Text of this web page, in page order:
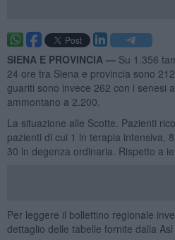
SIENA E PROVINCIA — Su 1.356
24 ore tra Siena e provincia sono
guariti sono invece 262 con i senesi
ammontano a 2.200.
La situazione alle Scotte. Pazienti
pazienti di cui 1 in terapia intensiva,
30 in degenza ordinaria. Rispetto a
Per leggere il bollettino regionale
dettaglio delle tabelle fornite dalla Asl